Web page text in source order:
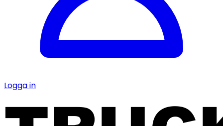
Logga in